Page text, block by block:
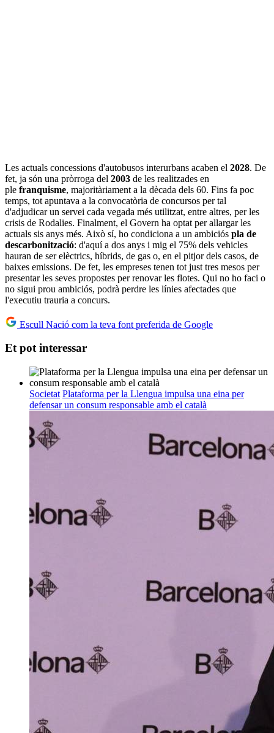
Les actuals concessions d'autobusos interurbans acaben el 2028. De
fet, ja són una pròrroga del 2003 de les realitzades en
ple franquisme, majoritàriament a la dècada dels 60. Fins fa poc
temps, tot apuntava a la convocatòria de concursos per tal
d'adjudicar un servei cada vegada més utilitzat, entre altres, per les
crisis de Rodalies. Finalment, el Govern ha optat per allargar les
actuals sis anys més. Això sí, ho condiciona a un ambiciós pla de
descarbonització: d'aquí a dos anys i mig el 75% dels vehicles
hauran de ser elèctrics, híbrids, de gas o, en el pitjor dels casos, de
baixes emissions. De fet, les empreses tenen tot just tres mesos per
presentar les seves propostes per renovar les flotes. Qui no ho faci o
no sigui prou ambiciós, podrà perdre les línies afectades que
l'executiu trauria a concurs.
Escull Nació com la teva font preferida de Google
Et pot interessar
Societat Plataforma per la Llengua impulsa una eina per
defensar un consum responsable amb el català